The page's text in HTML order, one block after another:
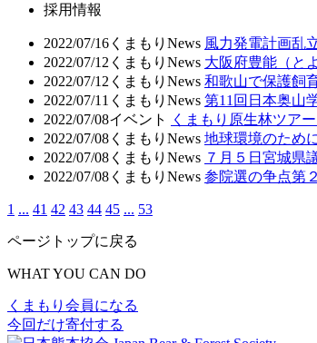
採用情報
2022/07/16 くまもりNews 風力発電計画乱
2022/07/12 くまもりNews 大阪府豊能（と
2022/07/12 くまもりNews 和歌山で保護飼
2022/07/11 くまもりNews 第11回日本奥山
2022/07/08イベント
くまもり原生林ツア
2022/07/08 くまもりNews 地球環境のため
2022/07/08 くまもりNews ７月５日宮城県
2022/07/08 くまもりNews 参院選の争点第
1 ... 41 42 43 44 45 ... 53
ページトップに戻る
WHAT YOU CAN DO
くまもり会員になる
今回だけ寄付する